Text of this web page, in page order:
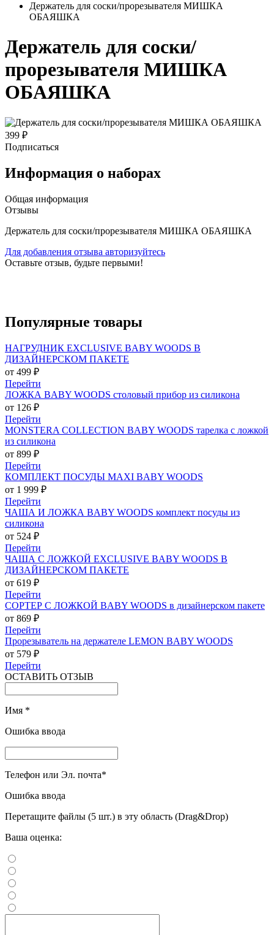
Держатель для соски/прорезывателя МИШКА
ОБАЯШКА
Держатель для соски/
прорезывателя МИШКА
ОБАЯШКА
399 ₽
Подписаться
Информация о наборах
Общая информация
Отзывы
Держатель для соски/прорезывателя МИШКА ОБАЯШКА
Для добавления отзыва авторизуйтесь
Оставьте отзыв, будьте первыми!
Популярные товары
НАГРУДНИК EXCLUSIVE BABY WOODS В
ДИЗАЙНЕРСКОМ ПАКЕТЕ
от 499 ₽
Перейти
ЛОЖКА BABY WOODS столовый прибор из силикона
от 126 ₽
Перейти
MONSTERA COLLECTION BABY WOODS тарелка с ложкой
из силикона
от 899 ₽
Перейти
КОМПЛЕКТ ПОСУДЫ MAXI BABY WOODS
от 1 999 ₽
Перейти
ЧАША И ЛОЖКА BABY WOODS комплект посуды из
силикона
от 524 ₽
Перейти
ЧАША С ЛОЖКОЙ EXCLUSIVE BABY WOODS В
ДИЗАЙНЕРСКОМ ПАКЕТЕ
от 619 ₽
Перейти
СОРТЕР С ЛОЖКОЙ BABY WOODS в дизайнерском пакете
от 869 ₽
Перейти
Прорезыватель на держателе LEMON BABY WOODS
от 579 ₽
Перейти
ОСТАВИТЬ ОТЗЫВ
Имя *
Ошибка ввода
Телефон или Эл. почта*
Ошибка ввода
Перетащите файлы (5 шт.) в эту область (Drag&Drop)
Ваша оценка: